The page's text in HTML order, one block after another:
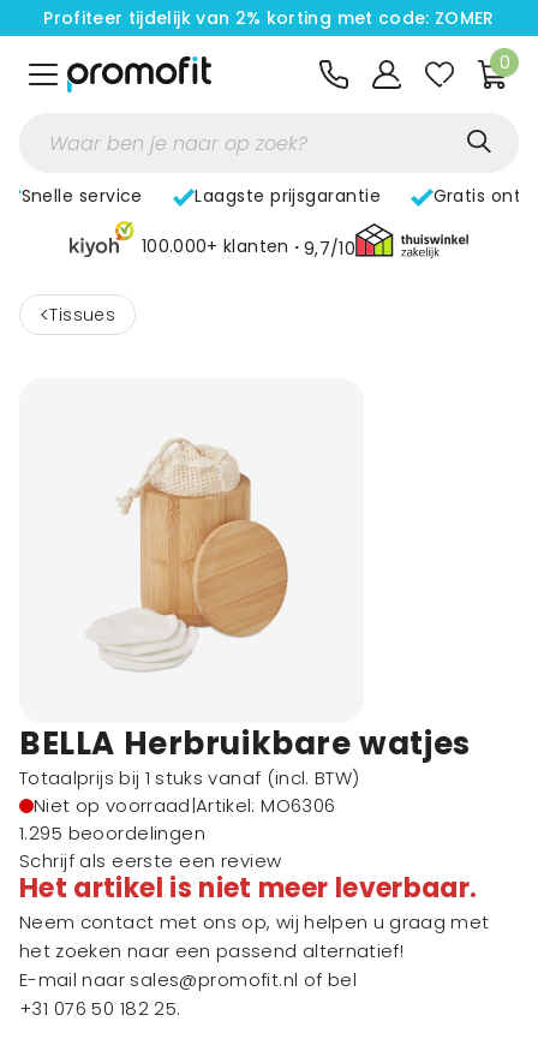
Profiteer tijdelijk van 2% korting met code: ZOMER
0
Snelle service Laagste prijsgarantie Gratis
100.000+ klanten 9,7/10
< Tissues
BELLA Herbruikbare watjes
Totaalprijs bij 1 stuks vanaf (incl. BTW)
Niet op voorraad|Artikel: MO6306
1.295 beoordelingen
Schrijf als eerste een review
Het artikel is niet meer leverbaar.
Neem contact met ons op, wij helpen u graag met
het zoeken naar een passend alternatief!
E-mail naar sales@promofit.nl of bel
+31 076 50 182 25.